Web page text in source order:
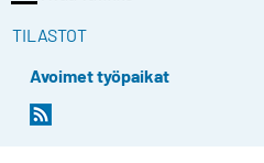
TILASTOT
Avoimet työpaikat